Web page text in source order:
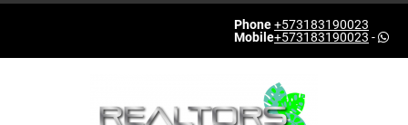
Phone+573183190023
Mobile+573183190023 -